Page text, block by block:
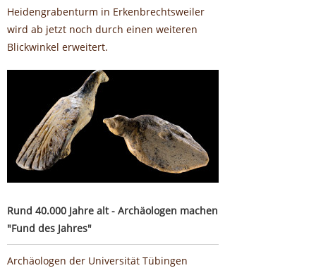
Heidengrabenturm in Erkenbrechtsweiler
wird ab jetzt noch durch einen weiteren
Blickwinkel erweitert.
Rund 40.000 Jahre alt - Archäologen machen "Fund des
Rund 40.000 Jahre alt - Archäologen machen
"Fund des Jahres"
Archäologen der Universität Tübingen